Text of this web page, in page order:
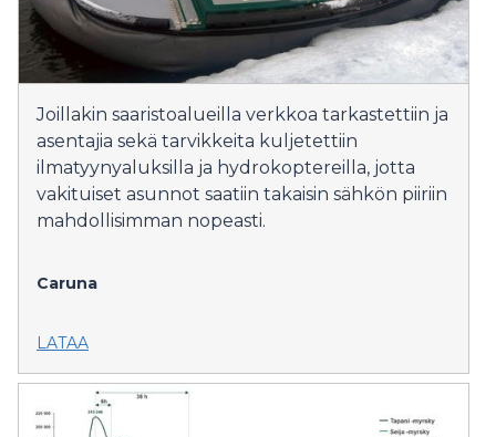
Joillakin saaristoalueilla verkkoa tarkastettiin ja
asentajia sekä tarvikkeita kuljetettiin
ilmatyynyaluksilla ja hydrokoptereilla, jotta
vakituiset asunnot saatiin takaisin sähkön piiriin
mahdollisimman nopeasti.
Caruna
LATAA